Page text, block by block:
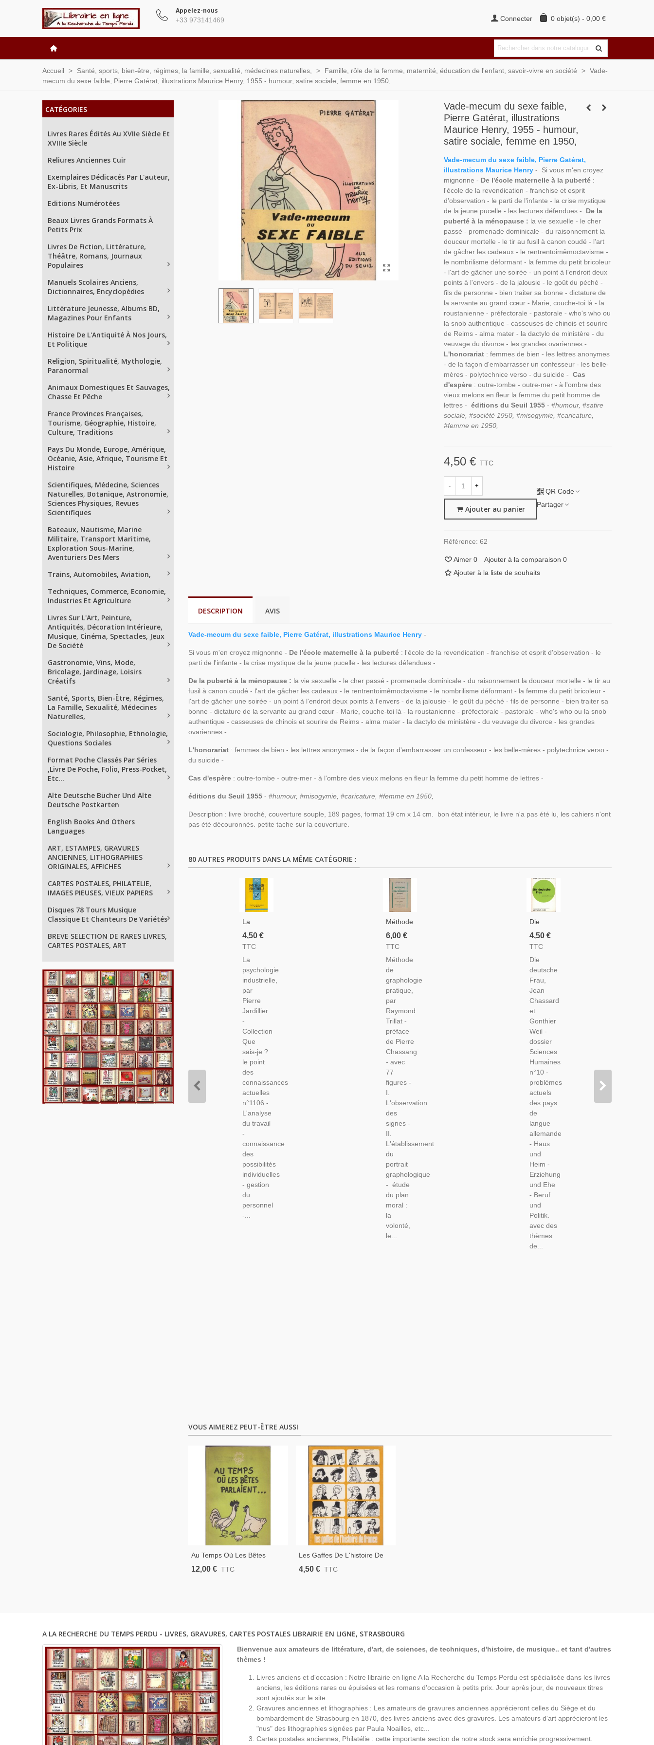
Appelez-nous
+33 973141469 Connecter 0 objet(s) - 0,00 €
Accueil > Santé, sports, bien-être, régimes, la famille, sexualité, médecines naturelles, > Famille, rôle de la femme, maternité, éducation de l'enfant, savoir-vivre en société > Vade-
mecum du sexe faible, Pierre Gatérat, illustrations Maurice Henry, 1955 - humour, satire sociale, femme en 1950,
CATÉGORIES
Livres Rares Édités Au XVIIe Siècle Et
XVIIIe Siècle
Reliures Anciennes Cuir
Exemplaires Dédicacés Par L'auteur,
Ex-Libris, Et Manuscrits
Editions Numérotées
Beaux Livres Grands Formats À
Petits Prix
Livres De Fiction, Littérature,
Théâtre, Romans, Journaux
Populaires
Manuels Scolaires Anciens,
Dictionnaires, Encyclopédies
Littérature Jeunesse, Albums BD,
Magazines Pour Enfants
Histoire De L'Antiquité À Nos Jours,
Et Politique
Religion, Spiritualité, Mythologie,
Paranormal
Animaux Domestiques Et Sauvages,
Chasse Et Pêche
France Provinces Françaises,
Tourisme, Géographie, Histoire,
Culture, Traditions
Pays Du Monde, Europe, Amérique,
Océanie, Asie, Afrique, Tourisme Et
Histoire
Scientifiques, Médecine, Sciences
Naturelles, Botanique, Astronomie,
Sciences Physiques, Revues
Scientifiques
Bateaux, Nautisme, Marine
Militaire, Transport Maritime,
Exploration Sous-Marine,
Aventuriers Des Mers
Trains, Automobiles, Aviation,
Techniques, Commerce, Economie,
Industries Et Agriculture
Livres Sur L'Art, Peinture,
Antiquités, Décoration Intérieure,
Musique, Cinéma, Spectacles, Jeux
De Société
Gastronomie, Vins, Mode,
Bricolage, Jardinage, Loisirs
Créatifs
Santé, Sports, Bien-Être, Régimes,
La Famille, Sexualité, Médecines
Naturelles,
Sociologie, Philosophie, Ethnologie,
Questions Sociales
Format Poche Classés Par Séries
,Livre De Poche, Folio, Press-Pocket,
Etc...
Alte Deutsche Bücher Und Alte
Deutsche Postkarten
English Books And Others
Languages
ART, ESTAMPES, GRAVURES
ANCIENNES, LITHOGRAPHIES
ORIGINALES, AFFICHES
CARTES POSTALES, PHILATELIE,
IMAGES PIEUSES, VIEUX PAPIERS
Disques 78 Tours Musique
Classique Et Chanteurs De Variétés
BREVE SELECTION DE RARES LIVRES,
CARTES POSTALES, ART
Vade-mecum du sexe faible,
Pierre Gatérat, illustrations
Maurice Henry, 1955 - humour,
satire sociale, femme en 1950,
Vade-mecum du sexe faible, Pierre Gatérat,
illustrations Maurice Henry - Si vous m'en croyez
mignonne - De l'école maternelle à la puberté:
l'école de la revendication - franchise et esprit
d'observation - le parti de l'infante - la crise mystique
de la jeune pucelle - les lectures défendues - De la
puberté à la ménopause : la vie sexuelle - le cher
passé - promenade dominicale - du raisonnement la
douceur mortelle - le tir au fusil à canon coudé - l'art
de gâcher les cadeaux - le rentrentoimêmoctavisme -
le nombrilisme déformant - la femme du petit bricoleur
- l'art de gâcher une soirée - un point à l'endroit deux
points à l'envers - de la jalousie - le goût du péché -
fils de personne - bien traiter sa bonne - dictature de
la servante au grand cœur - Marie, couche-toi là - la
roustanienne - préfectorale - pastorale - who's who ou
la snob authentique - casseuses de chinois et sourire
de Reims - alma mater - la dactylo de ministère - du
veuvage du divorce - les grandes ovariennes -
L'honorariat: femmes de bien - les lettres anonymes
- de la façon d'embarrasser un confesseur - les belle-
mères - polytechnice verso - du suicide - Cas
d'espère: outre-tombe - outre-mer - à l'ombre des
vieux melons en fleur la femme du petit homme de
lettres - éditions du Seuil 1955- #humour, #satire
sociale, #société 1950, #misogymie, #caricature,
#femme en 1950,
4,50 € TTC
- +
Ajouter au panier
QR Code
Partager
Référence: 62
Aimer 0 Ajouter à la comparaison 0
Ajouter à la liste de souhaits
DESCRIPTION AVIS
Vade-mecum du sexe faible, Pierre Gatérat, illustrations Maurice Henry -
Si vous m'en croyez mignonne - De l'école maternelle à la puberté : l'école de la revendication - franchise et esprit d'observation - le
parti de l'infante - la crise mystique de la jeune pucelle - les lectures défendues -
De la puberté à la ménopause : la vie sexuelle - le cher passé - promenade dominicale - du raisonnement la douceur mortelle - le tir au
fusil à canon coudé - l'art de gâcher les cadeaux - le rentrentoimêmoctavisme - le nombrilisme déformant - la femme du petit bricoleur -
l'art de gâcher une soirée - un point à l'endroit deux points à l'envers - de la jalousie - le goût du péché - fils de personne - bien traiter sa
bonne - dictature de la servante au grand cœur - Marie, couche-toi là - la roustanienne - préfectorale - pastorale - who's who ou la snob
authentique - casseuses de chinois et sourire de Reims - alma mater - la dactylo de ministère - du veuvage du divorce - les grandes
ovariennes -
L'honorariat : femmes de bien - les lettres anonymes - de la façon d'embarrasser un confesseur - les belle-mères - polytechnice verso -
du suicide -
Cas d'espère : outre-tombe - outre-mer - à l'ombre des vieux melons en fleur la femme du petit homme de lettres -
éditions du Seuil 1955 - #humour, #misogymie, #caricature, #femme en 1950,
Description : livre broché, couverture souple, 189 pages, format 19 cm x 14 cm. bon état intérieur, le livre n'a pas été lu, les cahiers n'ont
pas été découronnés. petite tache sur la couverture.
80 AUTRES PRODUITS DANS LA MÊME CATÉGORIE :
La
Psychologie
Industrielle,
Jardillier,
1967 -
Que
Sais-Je
? Social,
Travail
4,50 €
TTC
La
psychologie
industrielle,
par
Pierre
Jardillier
-
Collection
Que
sais-je ?
le point
des
connaissances
actuelles
n°1106 -
L'analyse
du travail
-
connaissance
des
possibilités
individuelles
- gestion
du
personnel
-...
Méthode
De
Graphologie
Raymond
Trillat,
1947 -
Écriture,
Psychologie
6,00 €
TTC
Méthode
de
graphologie
pratique,
par
Raymond
Trillat -
préface
de Pierre
Chassang
- avec
77
figures -
I.
L'observation
des
signes -
II.
L'établissement
du
portrait
graphologique
- étude
du plan
moral :
la
volonté,
le...
Die
Deutsche
Frau,
Chassard
Et
Gonthier
Weil,
1969.
Féminisme,
Civilisation
Allemande
4,50 €
TTC
Die
deutsche
Frau,
Jean
Chassard
et
Gonthier
Weil -
dossier
Sciences
Humaines
n°10 -
problèmes
actuels
des pays
de
langue
allemande
- Haus
und
Heim -
Erziehung
und Ehe
- Beruf
und
Politik.
avec des
thèmes
de...
VOUS AIMEREZ PEUT-ÊTRE AUSSI
Au Temps Où Les Bêtes
Parlaient, Jean Effel -
12,00 € TTC
Les Gaffes De L'histoire De
France, Illustrations De
4,50 € TTC
A LA RECHERCHE DU TEMPS PERDU - LIVRES, GRAVURES, CARTES POSTALES LIBRAIRIE EN LIGNE, STRASBOURG
Bienvenue aux amateurs de littérature, d'art, de sciences, de techniques, d'histoire, de musique.. et tant d'autres
thèmes !
Livres anciens et d'occasion : Notre librairie en ligne A la Recherche du Temps Perdu est spécialisée dans les livres
anciens, les éditions rares ou épuisées et les romans d'occasion à petits prix. Jour après jour, de nouveaux titres
sont ajoutés sur le site.
Gravures anciennes et lithographies : Les amateurs de gravures anciennes apprécieront celles du Siège et du
bombardement de Strasbourg en 1870, des livres anciens avec des gravures. Les amateurs d'art apprécieront les
"nus" des lithographies signées par Paula Noailles, etc...
Cartes postales anciennes, Philatélie : cette importante section de notre stock sera enrichie progressivement.